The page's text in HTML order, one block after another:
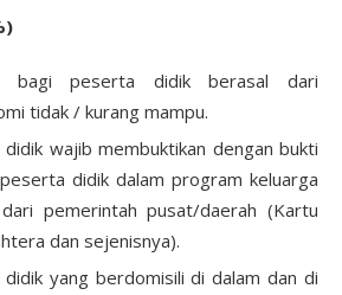
bagi peserta didik berasal dari
tidak / kurang mampu.
wajib membuktikan dengan bukti
didik dalam program keluarga
pemerintah pusat/daerah (Kartu
dan sejenisnya).
yang berdomisili di dalam dan di